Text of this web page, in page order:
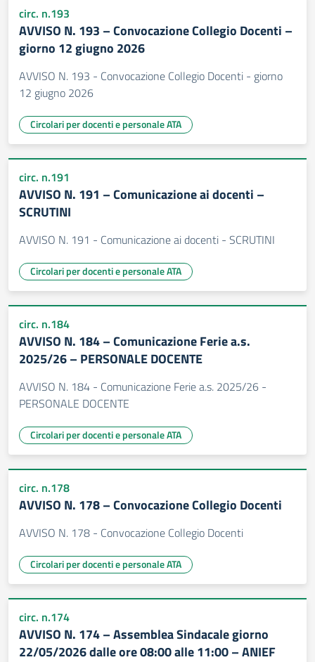
circ. n.193
AVVISO N. 193 – Convocazione Collegio Docenti –
giorno 12 giugno 2026
AVVISO N. 193 - Convocazione Collegio Docenti - giorno
12 giugno 2026
Circolari per docenti e personale ATA
circ. n.191
AVVISO N. 191 – Comunicazione ai docenti –
SCRUTINI
AVVISO N. 191 - Comunicazione ai docenti - SCRUTINI
Circolari per docenti e personale ATA
circ. n.184
AVVISO N. 184 – Comunicazione Ferie a.s.
2025/26 – PERSONALE DOCENTE
AVVISO N. 184 - Comunicazione Ferie a.s. 2025/26 -
PERSONALE DOCENTE
Circolari per docenti e personale ATA
circ. n.178
AVVISO N. 178 – Convocazione Collegio Docenti
AVVISO N. 178 - Convocazione Collegio Docenti
Circolari per docenti e personale ATA
circ. n.174
AVVISO N. 174 – Assemblea Sindacale giorno
22/05/2026 dalle ore 08:00 alle 11:00 – ANIEF